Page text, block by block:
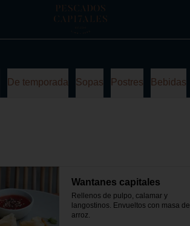
De temporada Sopas Postres Bebidas
Wantanes capitales
Rellenos de pulpo, calamar y
langostinos. Envueltos con masa de
arroz.